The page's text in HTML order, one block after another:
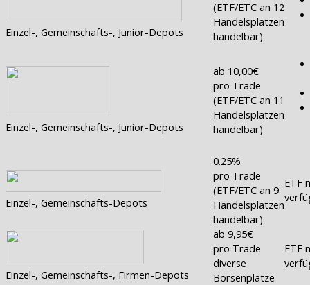
Einzel-, Gemeinschafts-, Junior-Depots
(ETF/ETC an 12
Handelsplätzen
handelbar)
Einzel-, Gemeinschafts-, Junior-Depots
ab 10,00€
pro Trade
(ETF/ETC an 11
Handelsplätzen
handelbar)
Einzel-, Gemeinschafts-Depots
0.25%
pro Trade
(ETF/ETC an 9
Handelsplätzen
handelbar)
ETF
Einzel-, Gemeinschafts-, Firmen-Depots
ab 9,95€
pro Trade
diverse
Börsenplätze
ETF